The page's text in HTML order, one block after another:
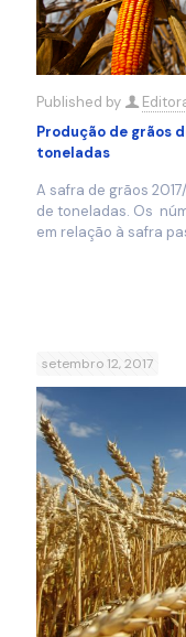
Published by
Produção de grãos
toneladas
A safra de grãos
de toneladas. Os
em relação à safra
setembro 12, 2017